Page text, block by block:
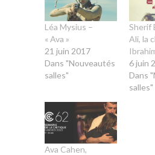
Léa Mysius –
« Ava »
21 juin 2017
Dans "Nouveautés
salles"
Sherif
Ali, la
6 juin
Dans
salles"
Ava Cahen,